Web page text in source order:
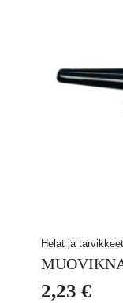
Helat ja
2,23 €